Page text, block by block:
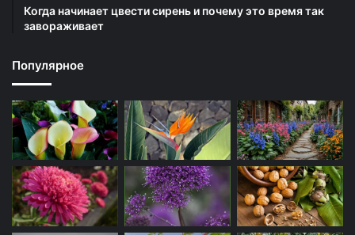
Когда начинает цвести сирень и почему это время так
завораживает
Популярное